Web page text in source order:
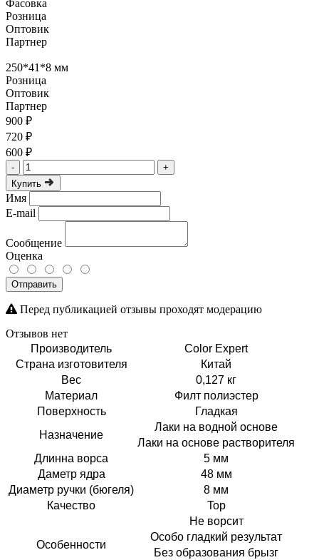
Фасовка
Розница
Оптовик
Партнер
250*41*8 мм
Розница
Оптовик
Партнер
900 ₽
720 ₽
600 ₽
-
+
Купить
Имя
E-mail
Сообщение
Оценка
Отправить
Перед публикацией отзывы проходят модерацию
Отзывов нет
Производитель
Color Expert
Страна изготовителя
Китай
Вес
0,127 кг
Материал
Филт полиэстер
Поверхность
Гладкая
Назначение
Лаки на водной основе
Лаки на основе растворителя
Длинна ворса
5 мм
Даметр ядра
48 мм
Диаметр ручки (бюгеля)
8 мм
Качество
Top
Особенности
Не ворсит
Особо гладкий результат
Без образования брызг